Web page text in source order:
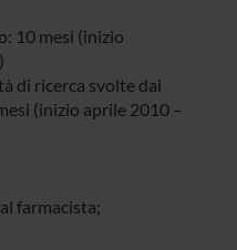
10 mesi (inizio
di ricerca svolte dai
(inizio aprile 2010 –
farmacista;